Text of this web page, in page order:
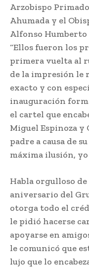
Arzobispo
Ahumada y el
Alfonso Humberto
“Ellos fueron los
primera vuelta al
de la impresión le
exacto y con
inauguración
el cartel que
Miguel Espinoza y
padre a causa de
máxima ilusión,
Habla orgulloso
aniversario del
otorga todo el
le pidió hacerse
apoyarse en
le comunicó que
lujo que lo